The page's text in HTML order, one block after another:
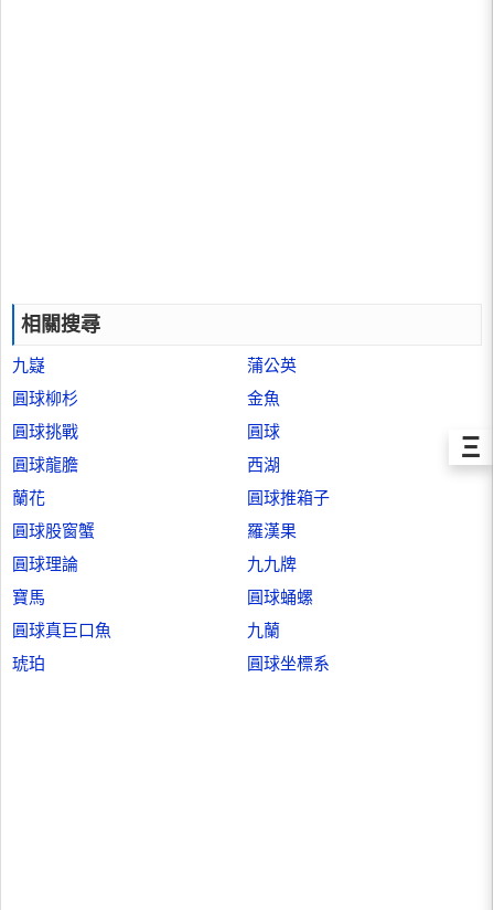
相關搜尋
九嶷
蒲公英
圓球柳杉
金魚
圓球挑戰
圓球
圓球龍膽
西湖
蘭花
圓球推箱子
圓球股窗蟹
羅漢果
圓球理論
九九牌
寶馬
圓球蛹螺
圓球真巨口魚
九蘭
琥珀
圓球坐標系
Ξ